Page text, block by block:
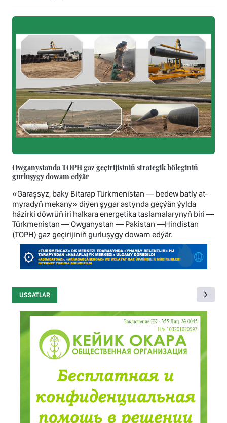
Owganystanda TOPH gaz geçirijisiniň strategik böleginiň
gurluşygy dowam edýär
«Garaşsyz, baky Bitarap Türkmenistan — bedew batly at-
myradyň mekany» diýen şygar astynda geçýän ýylda
häzirki döwrüň iri halkara energetika taslamalarynyň biri —
Türkmenistan — Owganystan — Pakistan —Hindistan
(TOPH) gaz geçirijiniň gurluşygy dowam edýär.
USSATLAR